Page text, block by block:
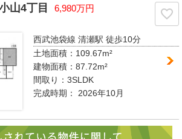
山4丁目 6,980万円
西武池袋線 清瀬駅徒歩10分
土地面積：109.67m²
建物面積：87.72m²
間取り：3SLDK
完成時期： 2026年10月